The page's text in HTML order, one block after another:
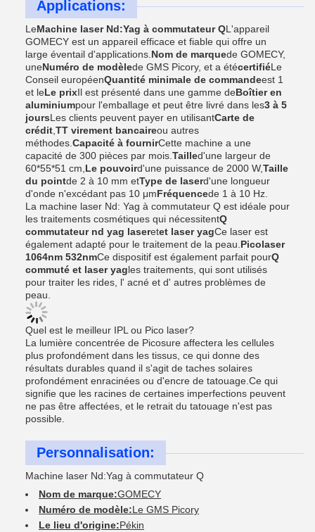
Applications:
LeMachine laser Nd:Yag à commutateur QL'appareil
GOMECY est un appareil efficace et fiable qui offre un
large éventail d'applications. Nom de marquede GOMECY,
uneNuméro de modèlede GMS Picory, et a étécertifiéLe
Conseil européenQuantité minimale de commandeest 1
et leLe prixIl est présenté dans une gamme deBoîtier en
aluminiumpour l'emballage et peut être livré dans les3 à 5
joursLes clients peuvent payer en utilisantCarte de
crédit TT virement bancaireou autres
méthodes. Capacité à fournirCette machine a une
capacité de 300 pièces par mois. Tailled'une largeur de
60*55*51 cm, Le pouvoird'une puissance de 2000 W,Taille
du pointde 2 à 10 mm etType de laserd'une longueur
d'onde n'excédant pas 10 μmFréquencede 1 à 10 Hz.
La machine laser Nd: Yag à commutateur Q est idéale pour
les traitements cosmétiques qui nécessitentQ
commutateur nd yag laseretet laser yagCe laser est
également adapté pour le traitement de la peau. Picolaser
1064nm 532nmCe dispositif est également parfait pourQ
commuté et laser yagles traitements, qui sont utilisés
pour traiter les rides, l' acné et d' autres problèmes de
peau.
Quel est le meilleur IPL ou Pico laser?
La lumière concentrée de Picosure affectera les cellules
plus profondément dans les tissus, ce qui donne des
résultats durables quand il s'agit de taches solaires
profondément enracinées ou d'encre de tatouage.Ce qui
signifie que les racines de certaines imperfections peuvent
ne pas être affectées, et le retrait du tatouage n'est pas
possible.
Personnalisation:
Machine laser Nd:Yag à commutateur Q
Nom de marque:GOMECY
Numéro de modèle:Le GMS Picory
Le lieu d'origine:Pékin